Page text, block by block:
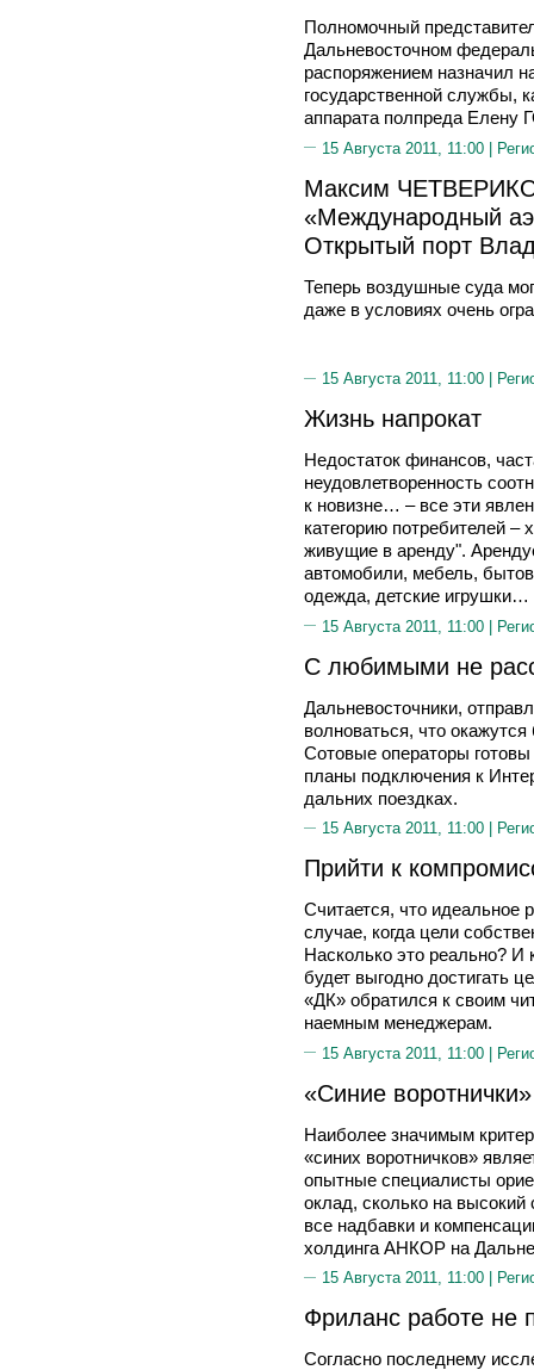
Полномочный
Дальневосточном
распоряжением назначил
государственной службы,
аппарата полпреда
15 Августа 2011, 11:00 |
Максим
«Международный
Открытый порт
Теперь воздушные суда
даже в условиях очень
15 Августа 2011, 11:00 |
Жизнь напрокат
Недостаток финансов,
неудовлетворенность
к новизне… – все эти
категорию потребителей –
живущие в аренду".
автомобили, мебель,
одежда, детские игрушки…
15 Августа 2011, 11:00 |
С любимыми не
Дальневосточники,
волноваться, что
Сотовые операторы
планы подключения к
дальних поездках.
15 Августа 2011, 11:00 |
Прийти к
Считается, что идеальное
случае, когда цели
Насколько это реально? И
будет выгодно достигать
«ДК» обратился к своим
наемным менеджерам.
15 Августа 2011, 11:00 |
«Синие
Наиболее значимым
«синих воротничков»
опытные специалисты
оклад, сколько на
все надбавки и
холдинга АНКОР на
15 Августа 2011, 11:00 |
Фриланс работе не
Согласно последнему